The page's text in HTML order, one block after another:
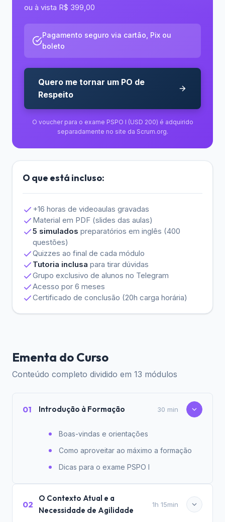
ou à vista R$ 399,00
Pagamento seguro via cartão, Pix ou
boleto
Quero me tornar um PO de
Respeito
O voucher para o exame PSPO I (USD 200) é adquirido
separadamente no site da Scrum.org.
O que está incluso:
+16 horas de videoaulas gravadas
Material em PDF (slides das aulas)
5 simulados preparatórios em inglês (400
questões)
Quizzes ao final de cada módulo
Tutoria inclusa para tirar dúvidas
Grupo exclusivo de alunos no Telegram
Acesso por 6 meses
Certificado de conclusão (20h carga horária)
Ementa do Curso
Conteúdo completo dividido em 13 módulos
01 Introdução à Formação 30 min
Boas-vindas e orientações
Como aproveitar ao máximo a formação
Dicas para o exame PSPO I
02
O Contexto Atual e a
Necessidade de Agilidade
1h 15min